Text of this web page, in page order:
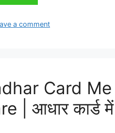
a comment
Card
| आधार कार्ड